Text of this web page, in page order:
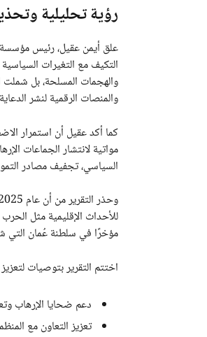
رؤية تحليلية
علق أيمن عقيل، رئيس مؤسسة
التكيف مع التغيرات
والهجمات المسلحة، بل شملت
والمنصات الرقمية لنشر
كما أكد عقيل أن استمرار
مواتية لانتشار الجماعات
السياسي، تجفيف مصادر
للأحداث الإقليمية مثل
مؤخرًا في سلطنة عُمان التي
اختتم التقرير بتوصيات
دعم ضحايا الإرهاب
تعزيز التعاون مع